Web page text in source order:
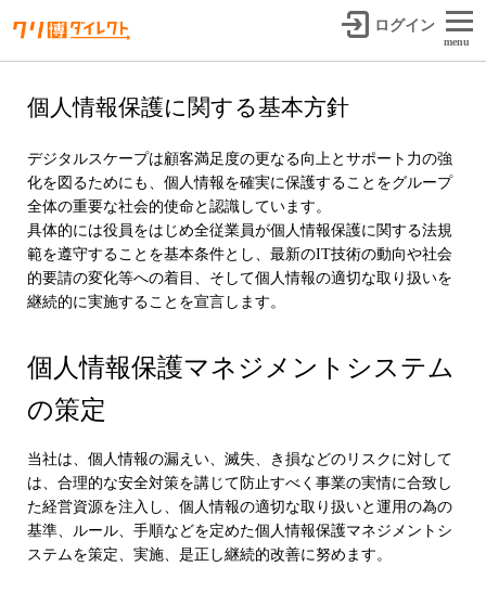
ログイン
menu
個人情報保護に関する基本方針
デジタルスケープは顧客満足度の更なる向上とサポート力の強
化を図るためにも、個人情報を確実に保護することをグループ
全体の重要な社会的使命と認識しています。
具体的には役員をはじめ全従業員が個人情報保護に関する法規
範を遵守することを基本条件とし、最新のIT技術の動向や社会
的要請の変化等への着目、そして個人情報の適切な取り扱いを
継続的に実施することを宣言します。
個人情報保護マネジメントシステム
の策定
当社は、個人情報の漏えい、滅失、き損などのリスクに対して
は、合理的な安全対策を講じて防止すべく事業の実情に合致し
た経営資源を注入し、個人情報の適切な取り扱いと運用の為の
基準、ルール、手順などを定めた個人情報保護マネジメントシ
ステムを策定、実施、是正し継続的改善に努めます。